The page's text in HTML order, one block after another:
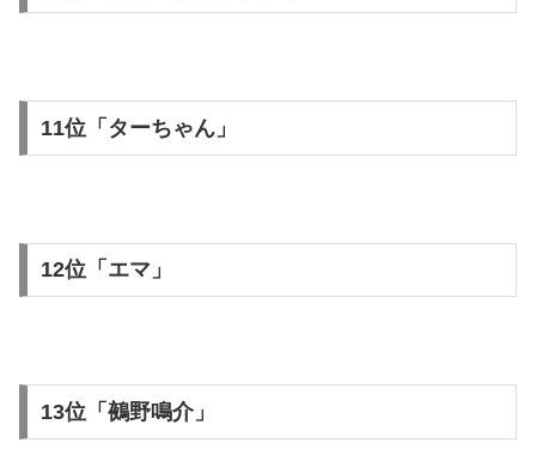
11位「ターちゃん」
12位「エマ」
13位「鵺野鳴介」